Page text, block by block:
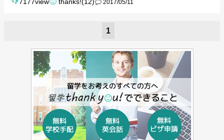
7177view thanks!(12) 2017/05/11
1